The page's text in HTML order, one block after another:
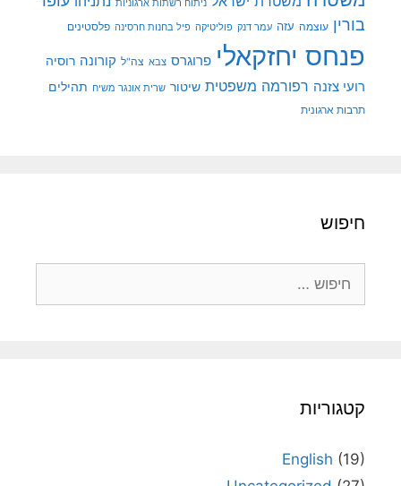
ניתוח רשתות ארגוניות
בורין עוצמה עזה עמר דנק פוליטיקה פיל בחנות חרסינה פלסטינים
פנחס יחזקאלי פרוגרס צבא צה"ל קורונה רוסיה
רועי צזנה רפורמה משפטית שיטור שרית אונגר משיח תהילים
תרבות ארגונית
חיפוש
קטגוריות
English (19)